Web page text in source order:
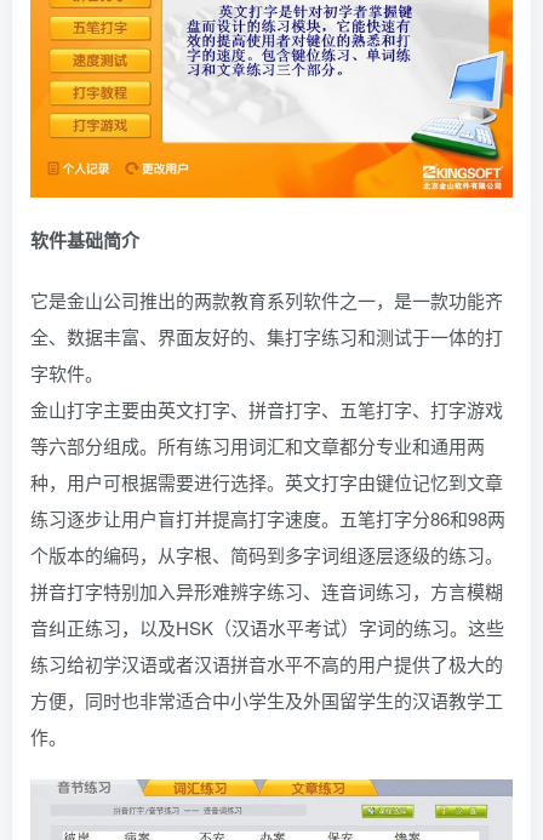
软件基础简介
它是金山公司推出的两款教育系列软件之一，是一款功能齐
全、数据丰富、界面友好的、集打字练习和测试于一体的打
字软件。
金山打字主要由英文打字、拼音打字、五笔打字、打字游戏
等六部分组成。所有练习用词汇和文章都分专业和通用两
种，用户可根据需要进行选择。英文打字由键位记忆到文章
练习逐步让用户盲打并提高打字速度。五笔打字分86和98两
个版本的编码，从字根、简码到多字词组逐层逐级的练习。
拼音打字特别加入异形难辨字练习、连音词练习，方言模糊
音纠正练习，以及HSK（汉语水平考试）字词的练习。这些
练习给初学汉语或者汉语拼音水平不高的用户提供了极大的
方便，同时也非常适合中小学生及外国留学生的汉语教学工
作。